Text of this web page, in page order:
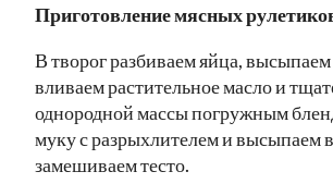
Приготовление мясных
В творог разбиваем яйца,
вливаем растительное масло и
однородной массы погружным
муку с разрыхлителем и высыпаем
замешиваем тесто.